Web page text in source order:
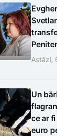
Astăzi,
Un
ce ar
euro